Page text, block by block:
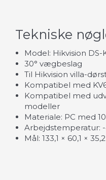
Tekniske
Model: Hikvision DS-
30° vægbeslag
Til Hikvision villa-
Kompatibel med
Kompatibel med
modeller
Materiale: PC med
Arbejdstemperatur: -
Mål: 133,1 × 60,1 ×